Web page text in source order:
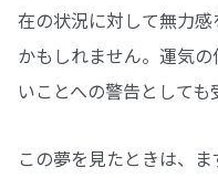
在の状況に対して無力
かもしれません。運気
いことへの警告としても
この夢を見たときは、